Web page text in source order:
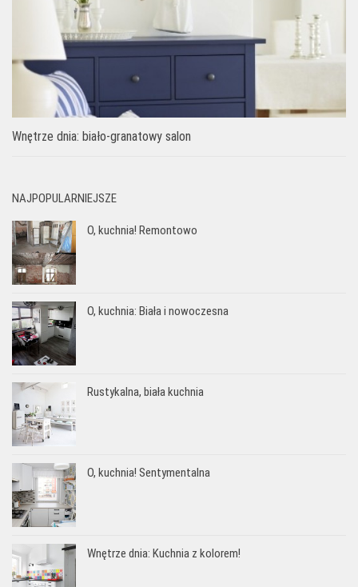
Wnętrze dnia: biało-granatowy salon
NAJPOPULARNIEJSZE
O, kuchnia! Remontowo
O, kuchnia: Biała i nowoczesna
Rustykalna, biała kuchnia
O, kuchnia! Sentymentalna
Wnętrze dnia: Kuchnia z kolorem!